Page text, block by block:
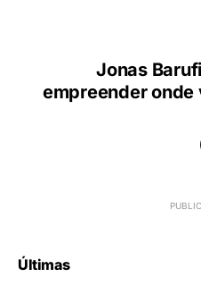
Jonas
empreender onde
Últimas